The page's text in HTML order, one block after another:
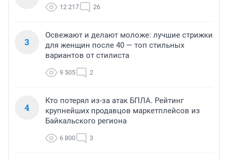
12 217 26
3
Освежают и делают моложе: лучшие стрижки
для женщин после 40 — топ стильных
вариантов от стилиста
9 505 2
4
Кто потерял из-за атак БПЛА. Рейтинг
крупнейших продавцов маркетплейсов из
Байкальского региона
6 800 3